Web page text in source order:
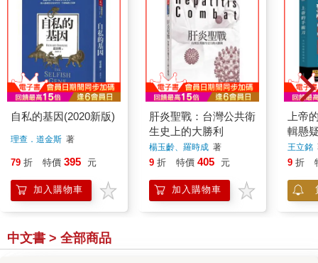
自私的基因(2020新版)
理查．道金斯 著
79 折 特價 395 元
加入購物車
肝炎聖戰：台灣公共衛
生史上的大勝利
楊玉齡、羅時成 著
9 折 特價 405 元
加入購物車
上帝
輯懸
王立銘
9 折
中文書 > 全部商品